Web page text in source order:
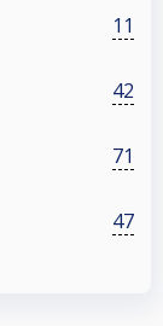
11
42
71
47